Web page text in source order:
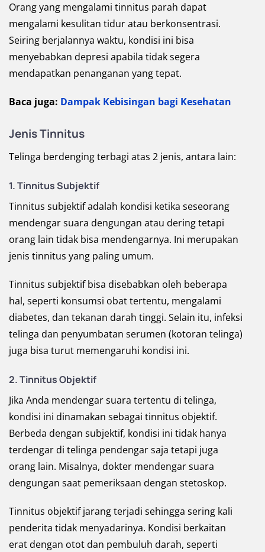
Orang yang mengalami tinnitus parah dapat
mengalami kesulitan tidur atau berkonsentrasi.
Seiring berjalannya waktu, kondisi ini bisa
menyebabkan depresi apabila tidak segera
mendapatkan penanganan yang tepat.
Baca juga: Dampak Kebisingan bagi Kesehatan
JenisTinnitus
Telinga berdenging terbagi atas 2 jenis, antara lain:
1. Tinnitus Subjektif
Tinnitus subjektif adalah kondisi ketika seseorang
mendengar suara dengungan atau dering tetapi
orang lain tidak bisa mendengarnya. Ini merupakan
jenis tinnitus yang paling umum.
Tinnitus subjektif bisa disebabkan oleh beberapa
hal, seperti konsumsi obat tertentu, mengalami
diabetes, dan tekanan darah tinggi. Selain itu, infeksi
telinga dan penyumbatan serumen (kotoran telinga)
juga bisa turut memengaruhi kondisi ini.
2. Tinnitus Objektif
Jika Anda mendengar suara tertentu di telinga,
kondisi ini dinamakan sebagai tinnitus objektif.
Berbeda dengan subjektif, kondisi ini tidak hanya
terdengar di telinga pendengar saja tetapi juga
orang lain. Misalnya, dokter mendengar suara
dengungan saat pemeriksaan dengan stetoskop.
Tinnitus objektif jarang terjadi sehingga sering kali
penderita tidak menyadarinya. Kondisi berkaitan
erat dengan otot dan pembuluh darah, seperti